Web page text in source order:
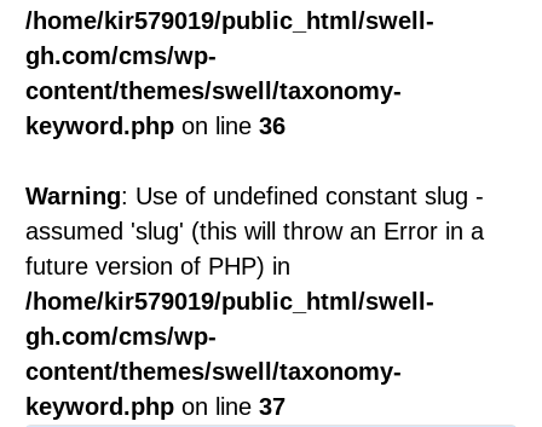
/home/kir579019/public_html/swell-
gh.com/cms/wp-
content/themes/swell/taxonomy-
keyword.phpon line 36
Warning: Use of undefined constant slug -
assumed 'slug' (this will throw an Error in a
future version of PHP) in
/home/kir579019/public_html/swell-
gh.com/cms/wp-
content/themes/swell/taxonomy-
keyword.phpon line 37